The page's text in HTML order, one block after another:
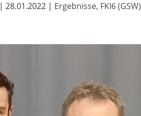
|28.01.2022 | Ergebnisse, FKI6 (GSW)